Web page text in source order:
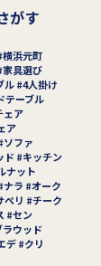
がす
横浜元町
家具選び
ル 4人掛け
テーブル
ェア
ア
ソファ
ド
キッチン
ナット
ナラ
オーク
ペリ
チーク
セン
ウッド
デ
クリ